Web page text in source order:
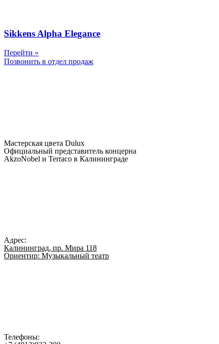
Sikkens Alpha Elegance
Перейти »
Позвонить в отдел продаж
Мастерская цвета Dulux
Официальный представитель концерна
AkzoNobel и Terraco в Калининграде
Адрес:
Калининград, пр. Мира 118
Ориентир: Музыкальный театр
Телефоны: